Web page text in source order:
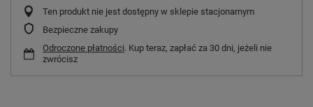
Ten produkt nie jest dostępny w sklepie stacjonarnym
Bezpieczne zakupy
Odroczone płatności. Kup teraz, zapłać za 30 dni, jeżeli nie
zwrócisz